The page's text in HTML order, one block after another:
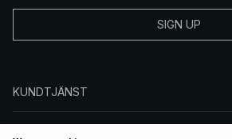
SIGN UP
KUNDTJÄNST